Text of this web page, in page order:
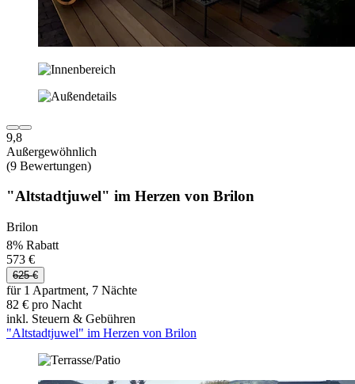
9,8
Außergewöhnlich
(9 Bewertungen)
"Altstadtjuwel" im Herzen von Brilon
Brilon
8% Rabatt
573 €
625 €
für 1 Apartment, 7 Nächte
82 € pro Nacht
inkl. Steuern & Gebühren
"Altstadtjuwel" im Herzen von Brilon